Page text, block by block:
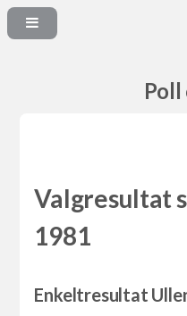
Valgresultat
1981
Enkeltresultat